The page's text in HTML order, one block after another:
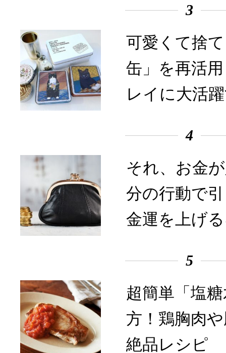
3
可愛くて捨
缶」を再活
レイに大活
4
それ、お金
分の行動で
金運を上げ
5
超簡単「塩
方！鶏胸肉
絶品レシピ